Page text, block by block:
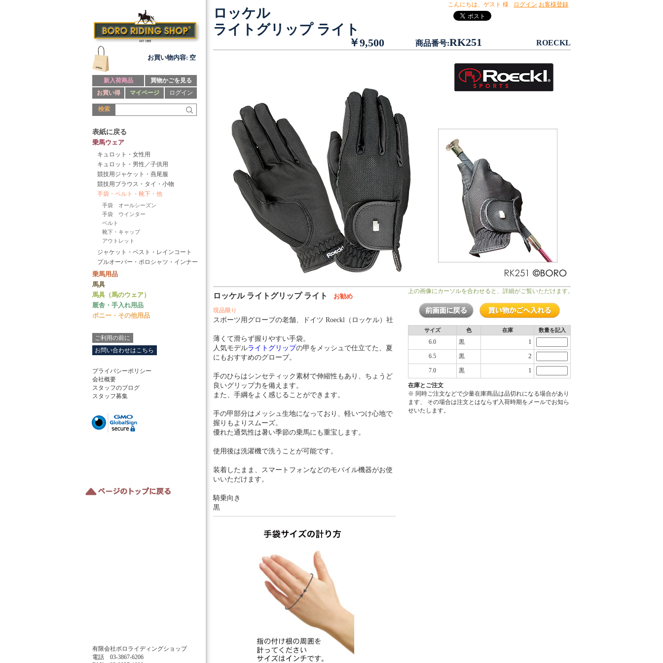
お買い物内容: 空
新入荷商品
買物かごを見る
お買い得
マイページ ログイン
検索
表紙に戻る
乗馬ウェア
キュロット・女性用
キュロット・男性／子供用
競技用ジャケット・燕尾服
競技用ブラウス・タイ・小物
手袋・ベルト・靴下・他
手袋 オールシーズン
手袋 ウインター
ベルト
靴下・キャップ
アウトレット
ジャケット・ベスト・レインコート
プルオーバー・ポロシャツ・インナー
乗馬用品
馬具
馬具（馬のウェア）
厩舎・手入れ用品
ポニー・その他用品
ご利用の前に
お問い合わせはこちら
プライバシーポリシー
会社概要
スタッフのブログ
スタッフ募集
ロッケル
ライトグリップ ライト
￥9,500 商品番号:RK251 ROECKL
ロッケル ライトグリップ ライト お勧め
現品限り
スポーツ用グローブの老舗、ドイツ Roeckl（ロッケル）社
薄くて滑らず握りやすい手袋。
人気モデルライトグリップの甲をメッシュで仕立てた、夏
にもおすすめのグローブ。
手のひらはシンセティック素材で伸縮性もあり、ちょうど
良いグリップ力を備えます。
また、手綱をよく感じることができます。
手の甲部分はメッシュ生地になっており、軽いつけ心地で
握りもよりスムーズ。
優れた通気性は暑い季節の乗馬にも重宝します。
使用後は洗濯機で洗うことが可能です。
装着したまま、スマートフォンなどのモバイル機器がお使
いいただけます。
騎乗向き
黒
上の画像にカーソルを合わせると、詳細がご覧いただけます。
サイズ 色 在庫 数量を記入
6.0 黒 1
6.5 黒 2
7.0 黒 1
在庫とご注文
※ 同時ご注文などで少量在庫商品は品切れになる場合があり
ます、 その場合は注文とはならず入荷時期をメールでお知ら
せいたします。
有限会社ボロライディングショップ
電話 03-3867-6206
こんにちは、 ゲスト 様 ログイン お客様登録